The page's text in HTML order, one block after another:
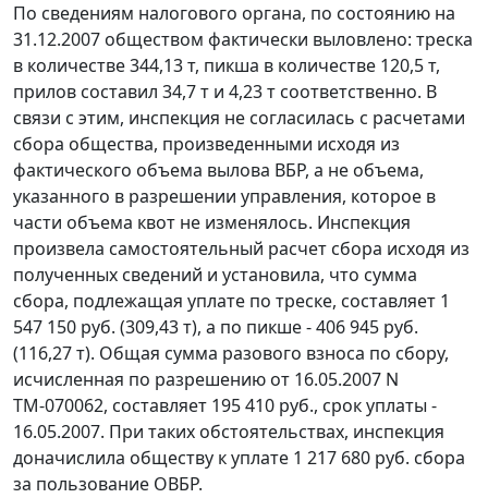
По сведениям налогового органа, по состоянию на
31.12.2007 обществом фактически выловлено: треска
в количестве 344,13 т, пикша в количестве 120,5 т,
прилов составил 34,7 т и 4,23 т соответственно. В
связи с этим, инспекция не согласилась с расчетами
сбора общества, произведенными исходя из
фактического объема вылова ВБР, а не объема,
указанного в разрешении управления, которое в
части объема квот не изменялось. Инспекция
произвела самостоятельный расчет сбора исходя из
полученных сведений и установила, что сумма
сбора, подлежащая уплате по треске, составляет 1
547 150 руб. (309,43 т), а по пикше - 406 945 руб.
(116,27 т). Общая сумма разового взноса по сбору,
исчисленная по разрешению от 16.05.2007 N
ТМ-070062, составляет 195 410 руб., срок уплаты -
16.05.2007. При таких обстоятельствах, инспекция
доначислила обществу к уплате 1 217 680 руб. сбора
за пользование ОВБР.